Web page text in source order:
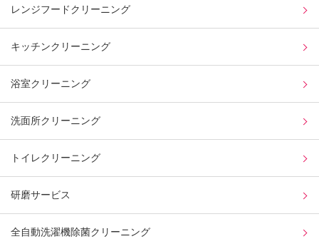
レンジフードクリーニング
キッチンクリーニング
浴室クリーニング
洗面所クリーニング
トイレクリーニング
研磨サービス
全自動洗濯機除菌クリーニング